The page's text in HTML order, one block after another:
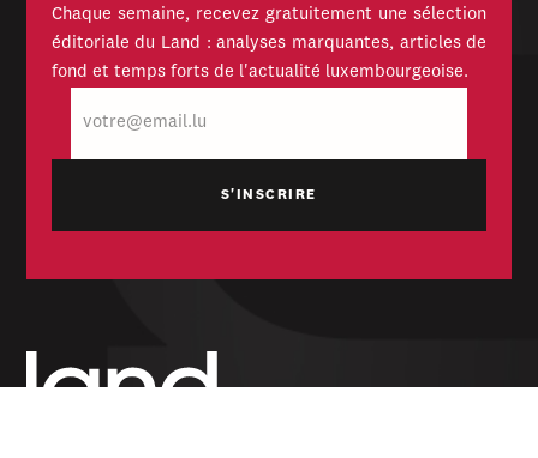
Chaque semaine, recevez gratuitement une sélection
éditoriale du Land : analyses marquantes, articles de
fond et temps forts de l'actualité luxembourgeoise.
mail